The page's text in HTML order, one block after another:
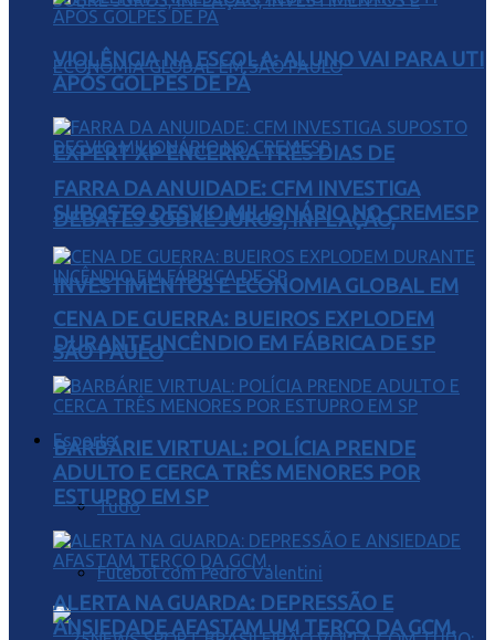
EXPERT XP ENCERRA TRÊS DIAS DE
DEBATES SOBRE JUROS, INFLAÇÃO,
INVESTIMENTOS E ECONOMIA GLOBAL EM
SÃO PAULO
Esporte
Tudo
Futebol com Pedro Valentini
VIOLÊNCIA NA ESCOLA: ALUNO VAI PARA UTI
APÓS GOLPES DE PÁ
FARRA DA ANUIDADE: CFM INVESTIGA
SUPOSTO DESVIO MILIONÁRIO NO CREMESP
CENA DE GUERRA: BUEIROS EXPLODEM
DURANTE INCÊNDIO EM FÁBRICA DE SP
BARBÁRIE VIRTUAL: POLÍCIA PRENDE
ADULTO E CERCA TRÊS MENORES POR
ESTUPRO EM SP
ALERTA NA GUARDA: DEPRESSÃO E
ANSIEDADE AFASTAM UM TERÇO DA GCM.